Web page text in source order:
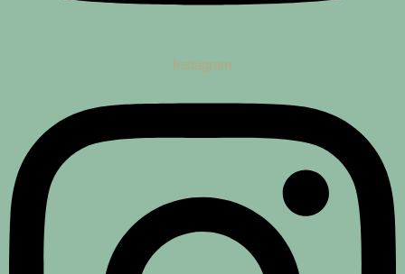
Instagram